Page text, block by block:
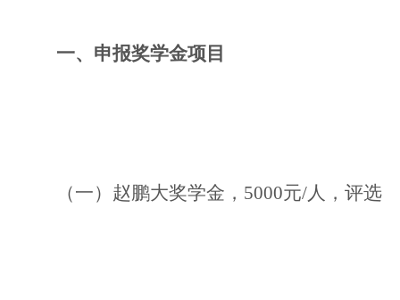
一、申报奖学金项目
（一）赵鹏大奖学金，5000元/人，评选